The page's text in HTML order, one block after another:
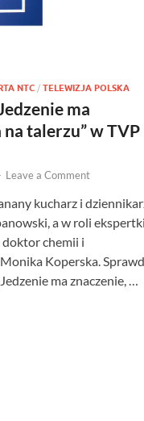
NTC / TELEWIZJA POLSKA
ma
talerzu” w TVP
Leave a Comment
kucharz i
a w roli ekspertki
chemii i
Koperska.
ma znaczenie, …